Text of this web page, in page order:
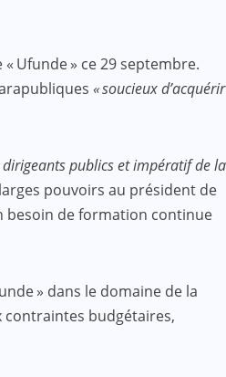
Ufunde » ce 29 septembre.
« soucieux d’acquérir
publics et impératif de la
pouvoirs au président de
besoin de formation continue
» dans le domaine de la
contraintes budgétaires,